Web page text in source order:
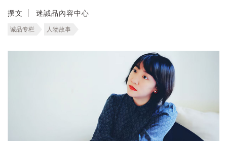
撰文 迷誠品內容中心
诚品专栏 人物故事